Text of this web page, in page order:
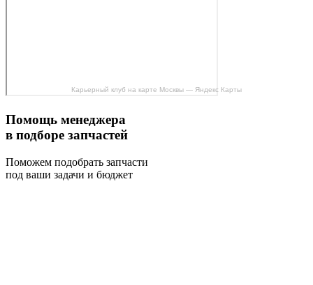
Карьерный клуб на карте Москвы — Яндекс Карты
Помощь менеджера
в подборе запчастей
Поможем подобрать запчасти
под ваши задачи и бюджет